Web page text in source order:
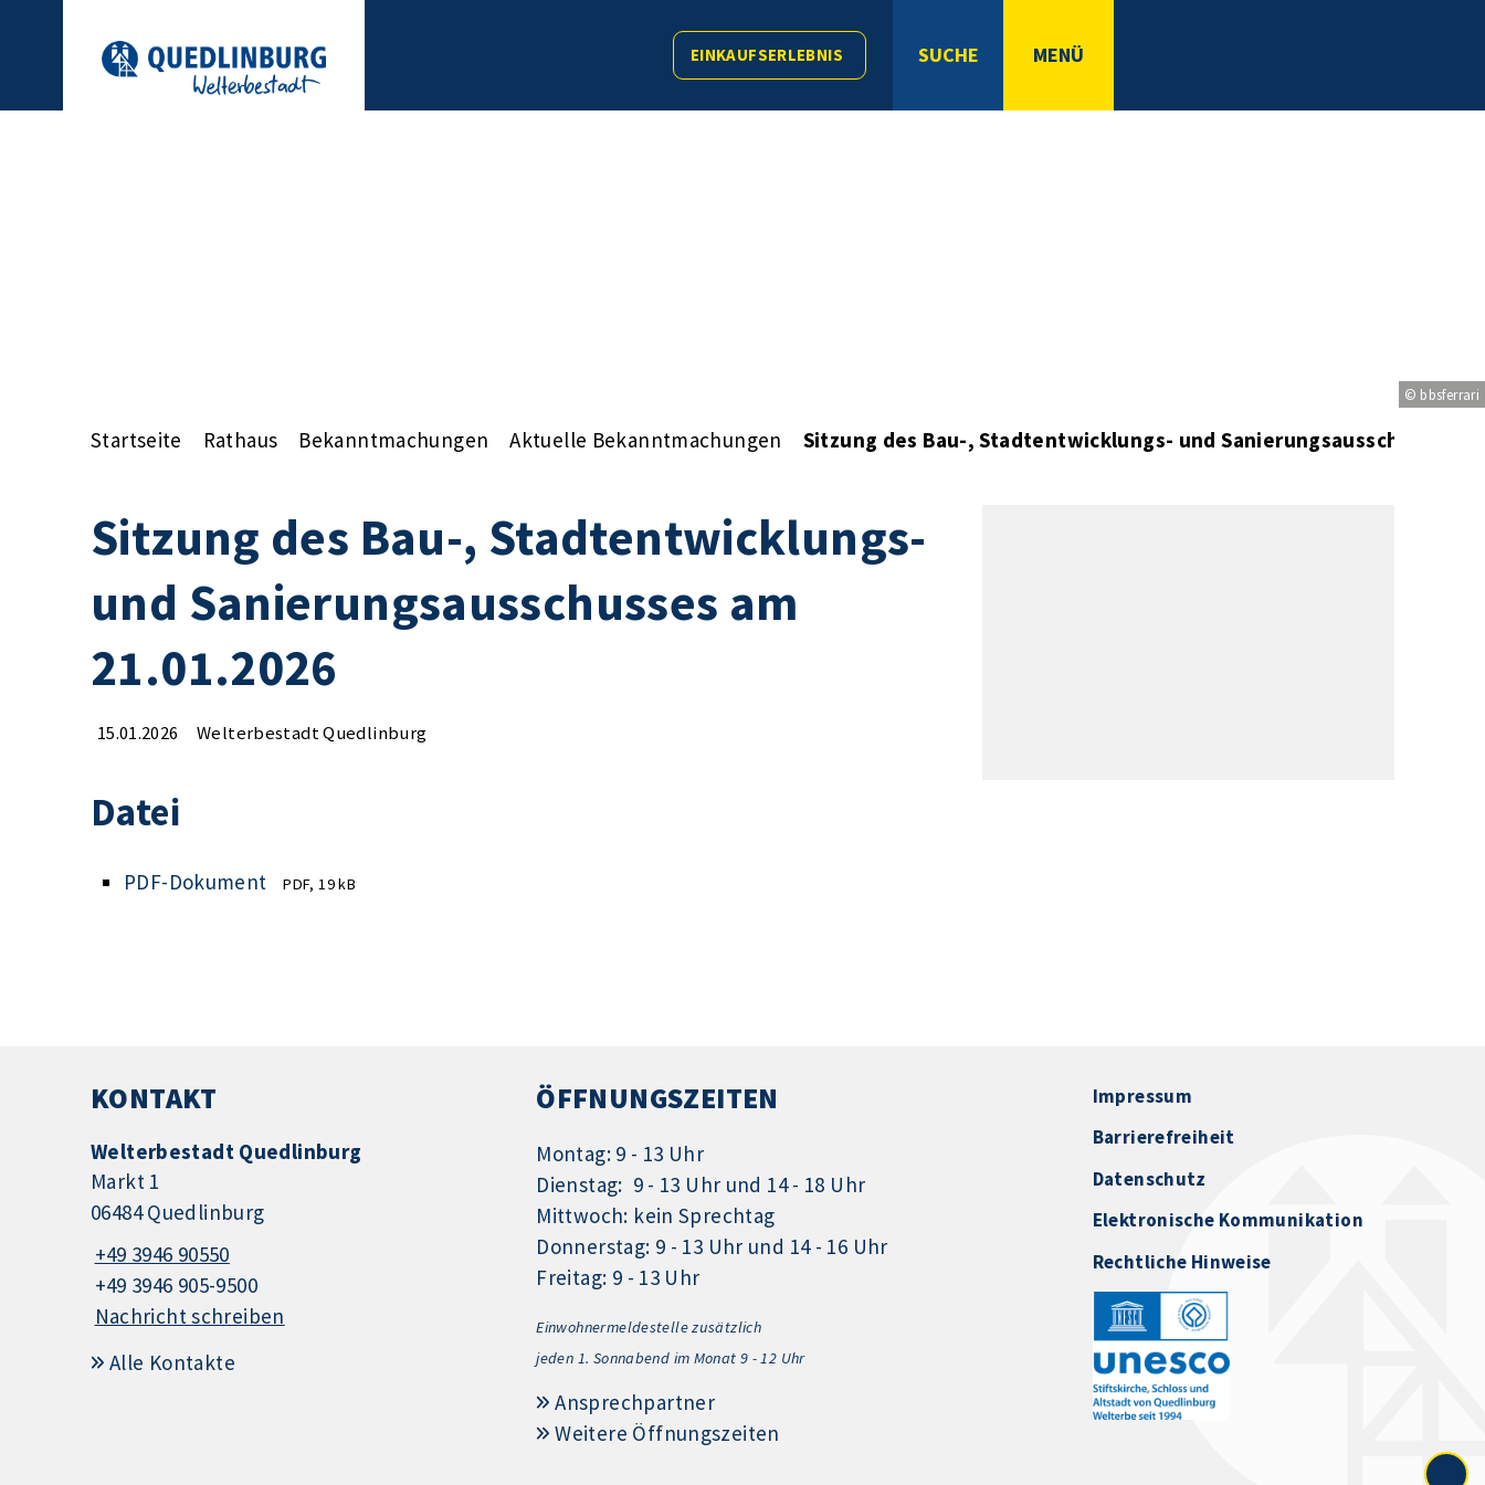
EINKAUFSERLEBNIS SUCHE MENÜ
© bbsferrari
Startseite Rathaus Bekanntmachungen Aktuelle Bekanntmachungen Sitzung des Bau-, Stadtentwicklungs- und Sanierungsausschusses
Sitzung des Bau-, Stadtentwicklungs-
und Sanierungsausschusses am
21.01.2026
15.01.2026 Welterbestadt Quedlinburg
Datei
PDF-Dokument PDF, 19 kB
KONTAKT
Welterbestadt Quedlinburg
Markt 1
06484 Quedlinburg
+49 3946 90550
+49 3946 905-9500
Nachricht schreiben
Alle Kontakte
ÖFFNUNGSZEITEN
Montag: 9 - 13 Uhr
Dienstag: 9 - 13 Uhr und 14 - 18 Uhr
Mittwoch: kein Sprechtag
Donnerstag: 9 - 13 Uhr und 14 - 16 Uhr
Freitag: 9 - 13 Uhr
Einwohnermeldestelle zusätzlich
jeden 1. Sonnabend im Monat 9 - 12 Uhr
Ansprechpartner
Weitere Öffnungszeiten
Impressum
Barrierefreiheit
Datenschutz
Elektronische Kommunikation
Rechtliche Hinweise